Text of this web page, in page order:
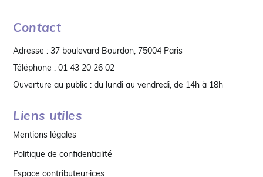
Contact
Adresse : 37 boulevard Bourdon, 75004 Paris
Téléphone : 01 43 20 26 02
Ouverture au public : du lundi au vendredi, de 14h à 18h
Liens utiles
Mentions légales
Politique de confidentialité
Espace contributeur·ices